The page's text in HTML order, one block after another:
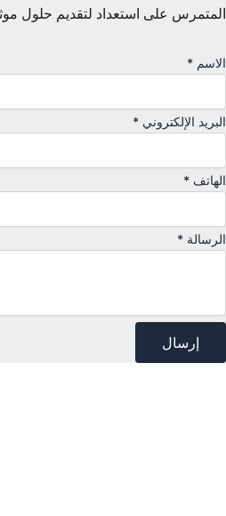
المتمرس على استعداد لتقديم حلول
الاسم *
البريد الإلكتروني *
الهاتف *
الرسالة *
إرسال